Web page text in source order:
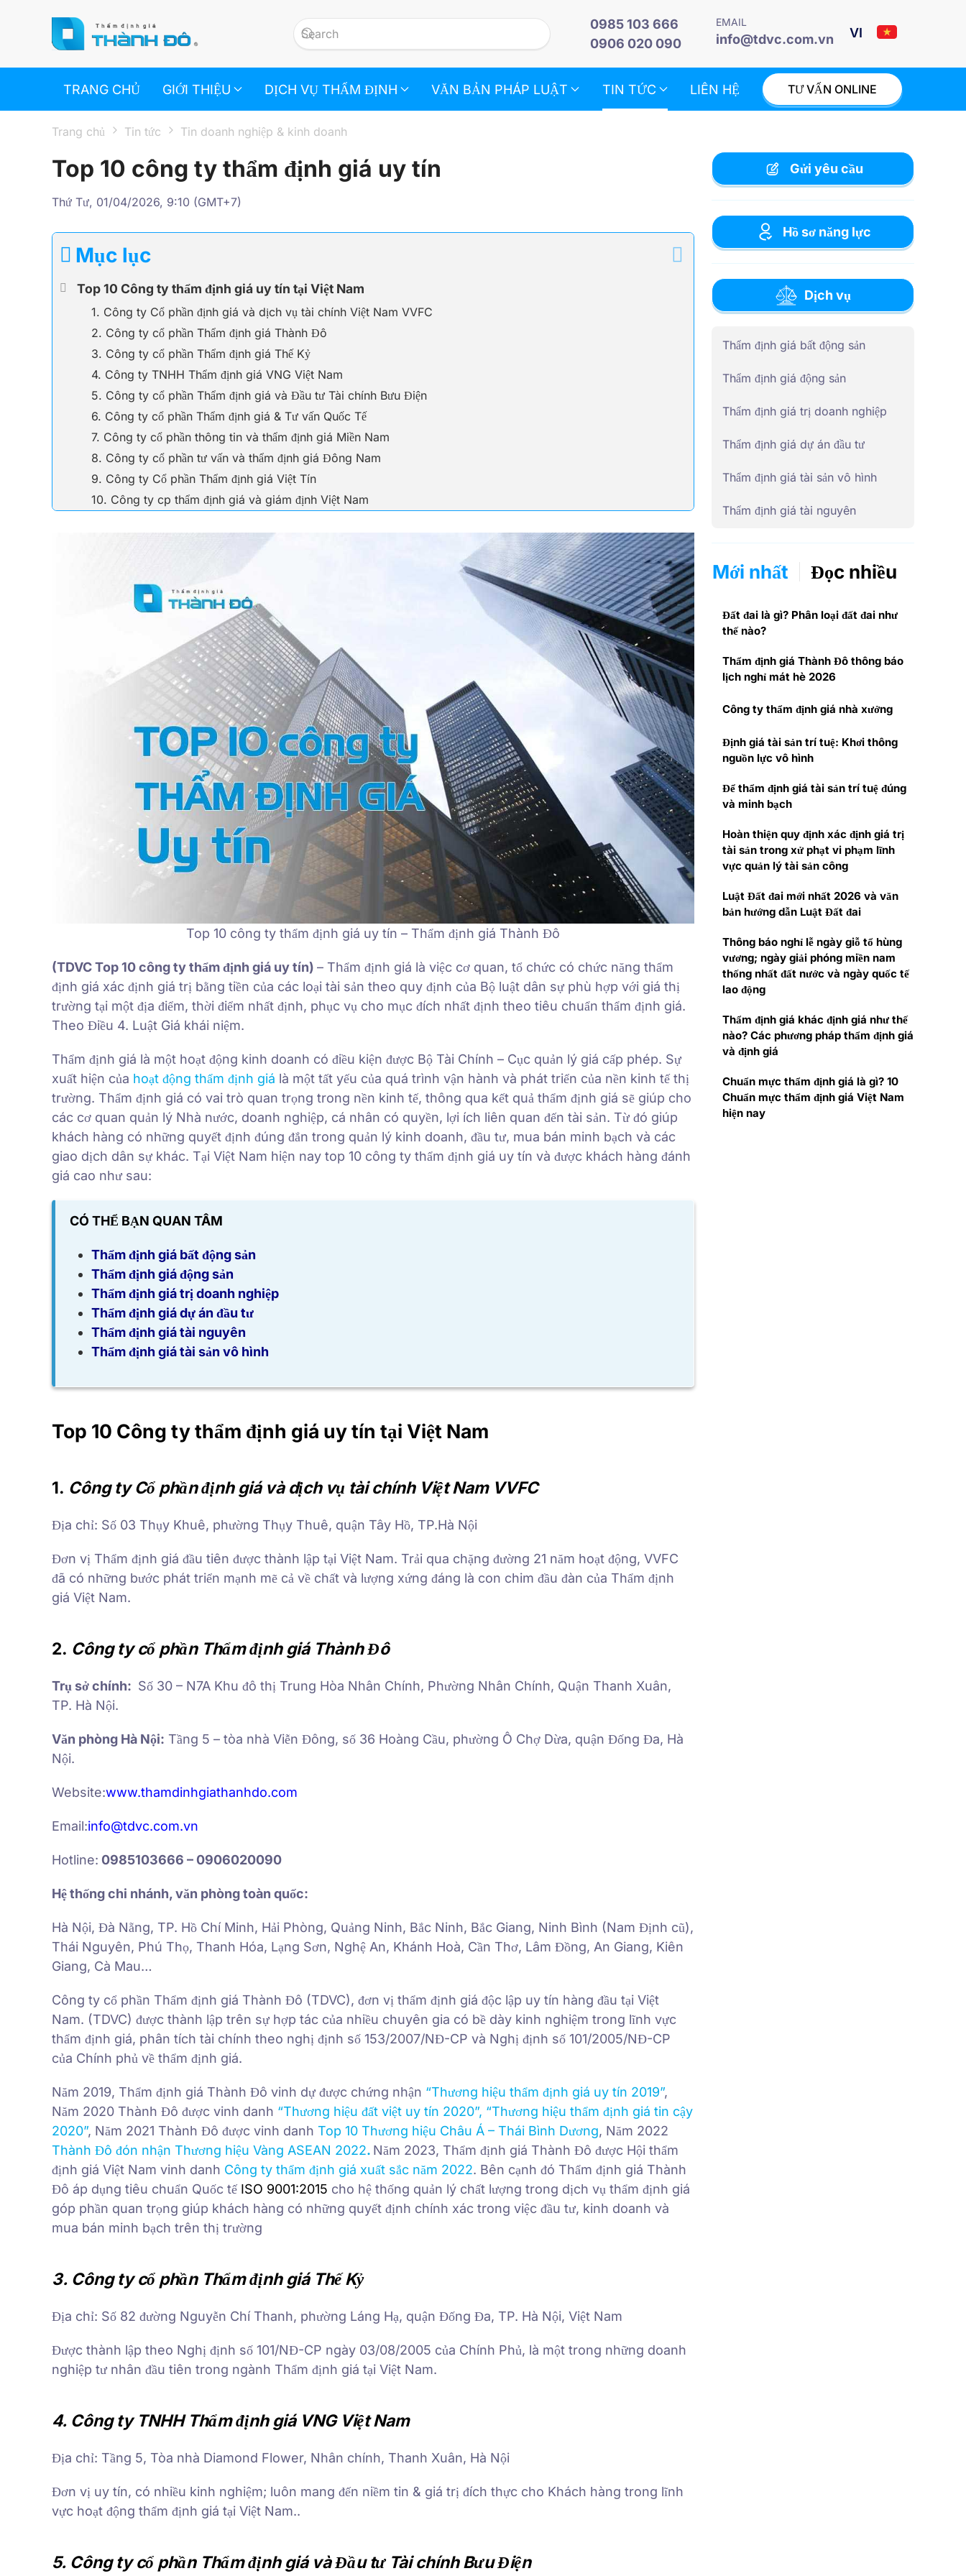
Skip to main content
0985 103 666
0906 020 090
EMAIL
info@tdvc.com.vn
TRANG CHỦ GIỚI THIỆU DỊCH VỤ THẨM ĐỊNH VĂN BẢN PHÁP LUẬT TIN TỨC LIÊN HỆ TƯ VẤN ONLINE
Trang chủ Tin tức Tin doanh nghiệp & kinh doanh
Top 10 công ty thẩm định giá uy tín
Thứ Tư, 01/04/2026, 9:10 (GMT+7)
Mục lục
Top 10 Công ty thẩm định giá uy tín tại Việt Nam
1. Công ty Cổ phần định giá và dịch vụ tài chính Việt Nam VVFC
2. Công ty cổ phần Thẩm định giá Thành Đô
3. Công ty cổ phần Thẩm định giá Thế Kỷ
4. Công ty TNHH Thẩm định giá VNG Việt Nam
5. Công ty cổ phần Thẩm định giá và Đầu tư Tài chính Bưu Điện
6. Công ty cổ phần Thẩm định giá & Tư vấn Quốc Tế
7. Công ty cổ phần thông tin và thẩm định giá Miền Nam
8. Công ty cổ phần tư vấn và thẩm định giá Đông Nam
9. Công ty Cổ phần Thẩm định giá Việt Tín
10. Công ty cp thẩm định giá và giám định Việt Nam
Top 10 công ty thẩm định giá uy tín – Thẩm định giá Thành Đô
(TDVC Top 10 công ty thẩm định giá uy tín) – Thẩm định giá là việc cơ quan, tổ chức có chức năng thẩm
định giá xác định giá trị bằng tiền của các loại tài sản theo quy định của Bộ luật dân sự phù hợp với giá thị
trường tại một địa điểm, thời điểm nhất định, phục vụ cho mục đích nhất định theo tiêu chuẩn thẩm định giá.
Theo Điều 4. Luật Giá khái niệm.
Thẩm định giá là một hoạt động kinh doanh có điều kiện được Bộ Tài Chính – Cục quản lý giá cấp phép. Sự
xuất hiện của hoạt động thẩm định giá là một tất yếu của quá trình vận hành và phát triển của nền kinh tế thị
trường. Thẩm định giá có vai trò quan trọng trong nền kinh tế, thông qua kết quả thẩm định giá sẽ giúp cho
các cơ quan quản lý Nhà nước, doanh nghiệp, cá nhân có quyền, lợi ích liên quan đến tài sản. Từ đó giúp
khách hàng có những quyết định đúng đắn trong quản lý kinh doanh, đầu tư, mua bán minh bạch và các
giao dịch dân sự khác. Tại Việt Nam hiện nay top 10 công ty thẩm định giá uy tín và được khách hàng đánh
giá cao như sau:
CÓ THỂ BẠN QUAN TÂM
Thẩm định giá bất động sản
Thẩm định giá động sản
Thẩm định giá trị doanh nghiệp
Thẩm định giá dự án đầu tư
Thẩm định giá tài nguyên
Thẩm định giá tài sản vô hình
Top 10 Công ty thẩm định giá uy tín tại Việt Nam
1. Công ty Cổ phần định giá và dịch vụ tài chính Việt Nam VVFC
Địa chỉ: Số 03 Thụy Khuê, phường Thụy Thuê, quận Tây Hồ, TP.Hà Nội
Đơn vị Thẩm định giá đầu tiên được thành lập tại Việt Nam. Trải qua chặng đường 21 năm hoạt động, VVFC
đã có những bước phát triển mạnh mẽ cả về chất và lượng xứng đáng là con chim đầu đàn của Thẩm định
giá Việt Nam.
2. Công ty cổ phần Thẩm định giá Thành Đô
Trụ sở chính: Số 30 – N7A Khu đô thị Trung Hòa Nhân Chính, Phường Nhân Chính, Quận Thanh Xuân,
TP. Hà Nội.
Văn phòng Hà Nội: Tầng 5 – tòa nhà Viễn Đông, số 36 Hoàng Cầu, phường Ô Chợ Dừa, quận Đống Đa, Hà
Nội.
Website:www.thamdinhgiathanhdo.com
Email:info@tdvc.com.vn
Hotline: 0985103666 – 0906020090
Hệ thống chi nhánh, văn phòng toàn quốc:
Hà Nội, Đà Nẵng, TP. Hồ Chí Minh, Hải Phòng, Quảng Ninh, Bắc Ninh, Bắc Giang, Ninh Bình (Nam Định cũ),
Thái Nguyên, Phú Thọ, Thanh Hóa, Lạng Sơn, Nghệ An, Khánh Hoà, Cần Thơ, Lâm Đồng, An Giang, Kiên
Giang, Cà Mau…
Công ty cổ phần Thẩm định giá Thành Đô (TDVC), đơn vị thẩm định giá độc lập uy tín hàng đầu tại Việt
Nam. (TDVC) được thành lập trên sự hợp tác của nhiều chuyên gia có bề dày kinh nghiệm trong lĩnh vực
thẩm định giá, phân tích tài chính theo nghị định số 153/2007/NĐ-CP và Nghị định số 101/2005/NĐ-CP
của Chính phủ về thẩm định giá.
Năm 2019, Thẩm định giá Thành Đô vinh dự được chứng nhận “Thương hiệu thẩm định giá uy tín 2019”,
Năm 2020 Thành Đô được vinh danh “Thương hiệu đất việt uy tín 2020”, “Thương hiệu thẩm định giá tin cậy
2020”, Năm 2021 Thành Đô được vinh danh Top 10 Thương hiệu Châu Á – Thái Bình Dương, Năm 2022
Thành Đô đón nhận Thương hiệu Vàng ASEAN 2022. Năm 2023, Thẩm định giá Thành Đô được Hội thẩm
định giá Việt Nam vinh danh Công ty thẩm định giá xuất sắc năm 2022. Bên cạnh đó Thẩm định giá Thành
Đô áp dụng tiêu chuẩn Quốc tế ISO 9001:2015 cho hệ thống quản lý chất lượng trong dịch vụ thẩm định giá
góp phần quan trọng giúp khách hàng có những quyết định chính xác trong việc đầu tư, kinh doanh và
mua bán minh bạch trên thị trường
3. Công ty cổ phần Thẩm định giá Thế Kỷ
Địa chỉ: Số 82 đường Nguyễn Chí Thanh, phường Láng Hạ, quận Đống Đa, TP. Hà Nội, Việt Nam
Được thành lập theo Nghị định số 101/NĐ-CP ngày 03/08/2005 của Chính Phủ, là một trong những doanh
nghiệp tư nhân đầu tiên trong ngành Thẩm định giá tại Việt Nam.
4. Công ty TNHH Thẩm định giá VNG Việt Nam
Địa chỉ: Tầng 5, Tòa nhà Diamond Flower, Nhân chính, Thanh Xuân, Hà Nội
Đơn vị uy tín, có nhiều kinh nghiệm; luôn mang đến niềm tin & giá trị đích thực cho Khách hàng trong lĩnh
vực hoạt động thẩm định giá tại Việt Nam..
5. Công ty cổ phần Thẩm định giá và Đầu tư Tài chính Bưu Điện
Gửi yêu cầu
Hồ sơ năng lực
Dịch vụ
Thẩm định giá bất động sản
Thẩm định giá động sản
Thẩm định giá trị doanh nghiệp
Thẩm định giá dự án đầu tư
Thẩm định giá tài sản vô hình
Thẩm định giá tài nguyên
Mới nhất Đọc nhiều
Đất đai là gì? Phân loại đất đai như
thế nào?
Thẩm định giá Thành Đô thông báo
lịch nghỉ mát hè 2026
Công ty thẩm định giá nhà xưởng
Định giá tài sản trí tuệ: Khơi thông
nguồn lực vô hình
Để thẩm định giá tài sản trí tuệ đúng
và minh bạch
Hoàn thiện quy định xác định giá trị
tài sản trong xử phạt vi phạm lĩnh
vực quản lý tài sản công
Luật Đất đai mới nhất 2026 và văn
bản hướng dẫn Luật Đất đai
Thông báo nghỉ lễ ngày giỗ tổ hùng
vương; ngày giải phóng miền nam
thống nhất đất nước và ngày quốc tế
lao động
Thẩm định giá khác định giá như thế
nào? Các phương pháp thẩm định giá
và định giá
Chuẩn mực thẩm định giá là gì? 10
Chuẩn mực thẩm định giá Việt Nam
hiện nay